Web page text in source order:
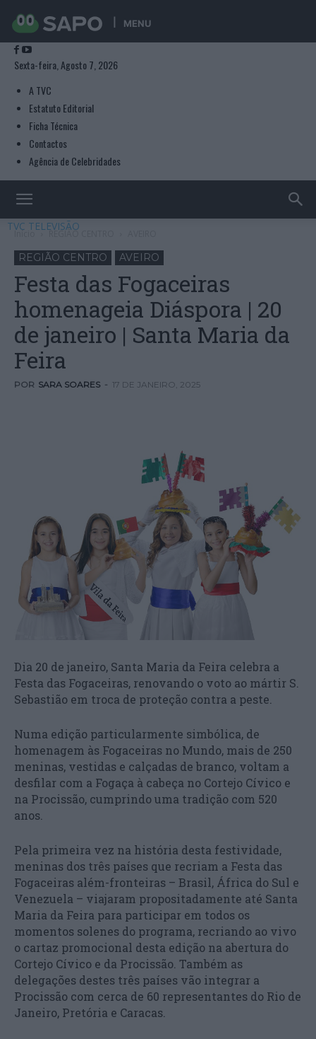
MENU
Sexta-feira, Agosto 7, 2026
A TVC
Estatuto Editorial
Ficha Técnica
Contactos
Agência de Celebridades
TVC TELEVISÃO
Início REGIÃO CENTRO
REGIÃO CENTRO AVEIRO
Festa das Fogaceiras
homenageia Diáspora | 20
de janeiro | Santa Maria da
Feira
POR SARA SOARES - 17 DE JANEIRO, 2025
Dia 20 de janeiro, Santa Maria da Feira celebra a
Festa das Fogaceiras, renovando o voto ao mártir S.
Sebastião em troca de proteção contra a peste.
Numa edição particularmente simbólica, de
homenagem às Fogaceiras no Mundo, mais de 250
meninas, vestidas e calçadas de branco, voltam a
desfilar com a Fogaça à cabeça no Cortejo Cívico e
na Procissão, cumprindo uma tradição com 520
anos.
Pela primeira vez na história desta festividade,
meninas dos três países que recriam a Festa das
Fogaceiras além-fronteiras – Brasil, África do Sul e
Venezuela – viajaram propositadamente até Santa
Maria da Feira para participar em todos os
momentos solenes do programa, recriando ao vivo
o cartaz promocional desta edição na abertura do
Cortejo Cívico e da Procissão. Também as
delegações destes três países vão integrar a
Procissão com cerca de 60 representantes do Rio de
Janeiro, Pretória e Caracas.